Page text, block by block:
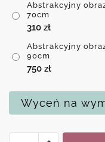
Abstrakcyjny
70cm
310 zł
Abstrakcyjny
90cm
750 zł
Wyceń na